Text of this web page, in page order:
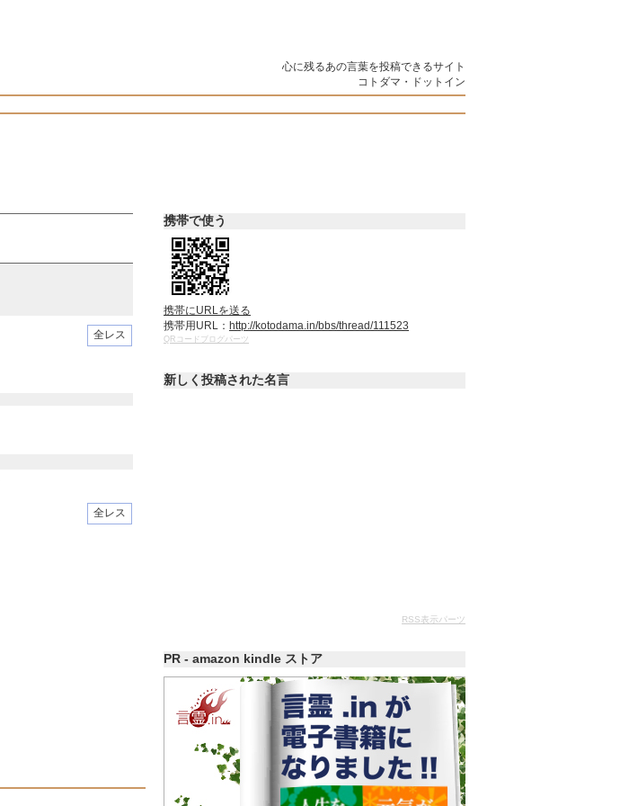
心に残るあの言葉を投稿できるサイト
コトダマ・ドットイン
全レス
全レス
携帯で使う
携帯にURLを送る
携帯用URL： http://kotodama.in/bbs/thread/111523
QRコードブログパーツ
新しく投稿された名言
RSS表示パーツ
PR - amazon kindle ストア